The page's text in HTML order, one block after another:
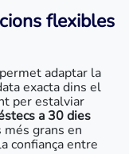
flexibles
permet adaptar la
exacta dins el
per estalviar
a 30 dies
grans en
confiança entre